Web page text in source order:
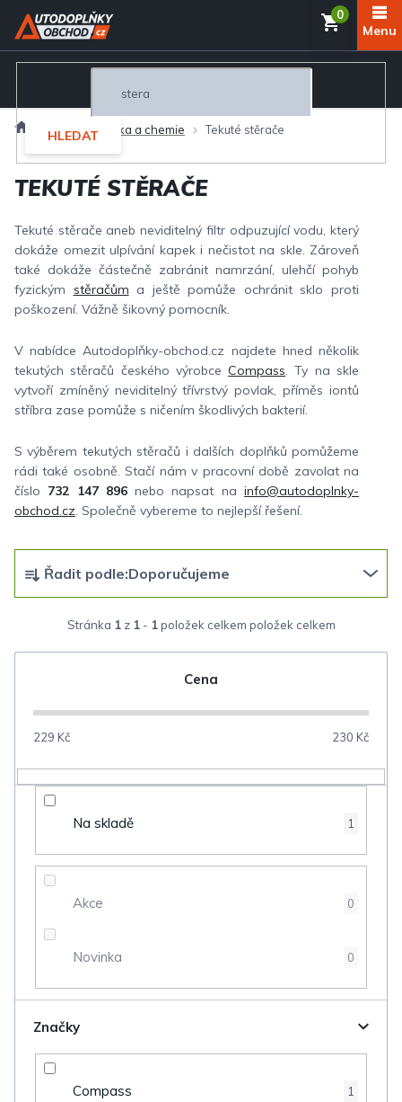
Přejít
obsah
HLEDAT
Autokosmetika a chemie Tekuté stěrače
TEKUTÉ STĚRAČE
Tekuté stěrače aneb neviditelný filtr odpuzující vodu, který
dokáže omezit ulpívání kapek i nečistot na skle. Zároveň
také dokáže částečně zabránit namrzání, ulehčí pohyb
fyzickým stěračům a ještě pomůže ochránit sklo proti
poškození. Vážně šikovný pomocník.
V nabídce Autodoplňky-obchod.cz najdete hned několik
tekutých stěračů českého výrobceCompass. Ty na skle
vytvoří zmíněný neviditelný třívrstvý povlak, příměs iontů
stříbra zase pomůže s ničením škodlivých bakterií.
S výběrem tekutých stěračů i dalších doplňků pomůžeme
rádi také osobně. Stačí nám v pracovní době zavolat na
číslo 732 147 896nebo napsat nainfo@autodoplnky-
obchod.cz. Společně vybereme to nejlepší řešení.
Stránka 1z 1- 1položek celkem
a
e
o
Řadit podle:Doporučujeme
Cena
229 Kč 230 Kč
Na skladě 1
Akce 0
Novinka 0
Značky
Compass 1